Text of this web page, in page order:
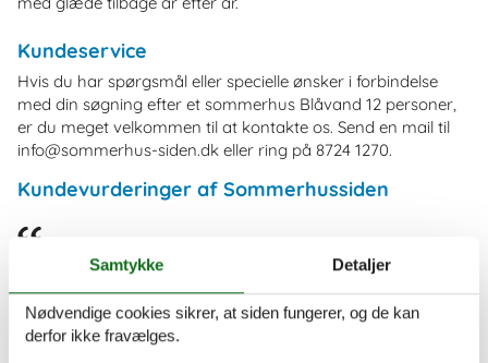
Kundeservice
Hvis du har spørgsmål eller specielle ønsker i forbindelse
med din søgning efter et sommerhus Blåvand 12 personer,
er du meget velkommen til at kontakte os. Send en mail til
info@sommerhus-siden.dk eller ring på 8724 1270.
Kundevurderinger af Sommerhussiden
Vi fik mulighed for at flytte ankomstdagen.
Super system, ingen problemer
Samtykke Detaljer
Nødvendige cookies sikrer, at siden fungerer, og de kan
derfor ikke fravælges.